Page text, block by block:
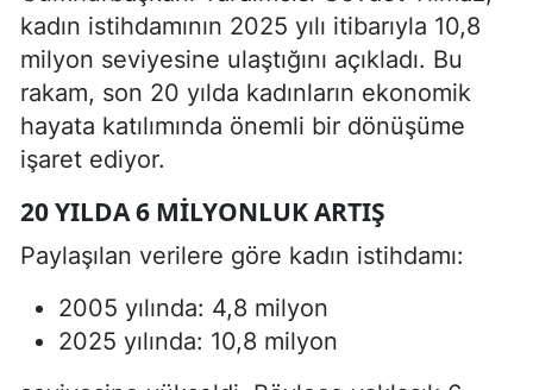
kadın istihdamının 2025 yılı itibarıyla 10,8
milyon seviyesine ulaştığını açıkladı. Bu
rakam, son 20 yılda kadınların ekonomik
hayata katılımında önemli bir dönüşüme
işaret ediyor.
20 YILDA 6 MILYONLUK ARTIŞ
Paylaşılan verilere göre kadın istihdamı:
2005 yılında: 4,8 milyon
2025 yılında: 10,8 milyon